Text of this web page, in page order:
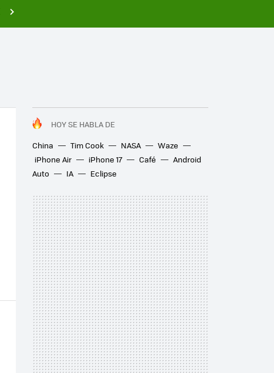
HOY SE HABLA DE
China
Tim Cook NASA
Waze
iPhone Air
iPhone 17 Café
Android
Auto
IA Eclipse